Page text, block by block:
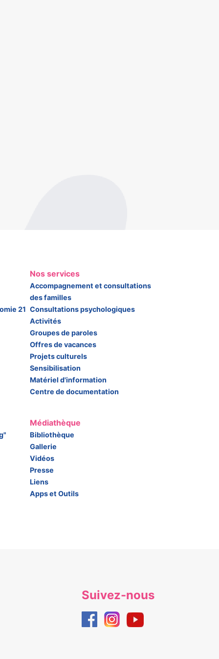
21
Nos services
Accompagnement et consultations
des familles
Consultations psychologiques
Activités
Groupes de paroles
Offres de vacances
Projets culturels
Sensibilisation
Matériel d'information
Centre de documentation
Médiathèque
Bibliothèque
Gallerie
Vidéos
Presse
Liens
Apps et Outils
Suivez-nous